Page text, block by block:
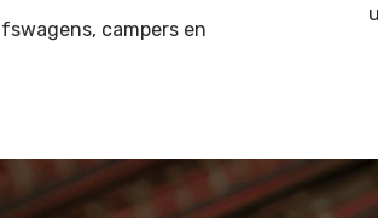
campers en